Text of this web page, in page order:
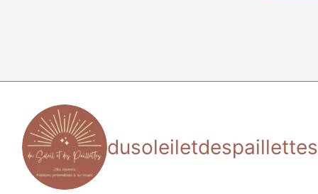
dusoleiletdespaillettes